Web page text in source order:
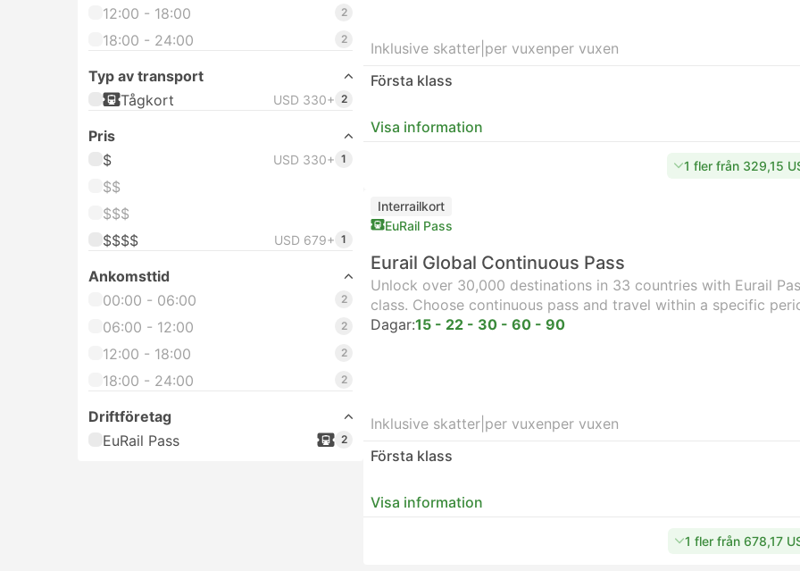
12:00 - 18:00 2
18:00 - 24:00 2
Typ av transport
Tågkort
USD 330+ 2
Pris
$
USD 330+ 1
$$
$$$
$$$$
USD 679+ 1
Ankomsttid
00:00 - 06:00
2
06:00 - 12:00 2
12:00 - 18:00 2
18:00 - 24:00 2
Driftföretag
EuRail Pass
2
Inklusive skatter per vuxenper vuxen
Första klass
Visa information
1 fler från 329,15
Interrailkort
EuRail Pass
Eurail Global Continuous Pass
Unlock over 30,000 destinations in 33 countries with Eurail
class. Choose continuous pass and travel within a specific
Dagar:15 - 22 - 30 - 60 - 90
Inklusive skatter per vuxenper vuxen
Första klass
Visa information
1 fler från 678,17